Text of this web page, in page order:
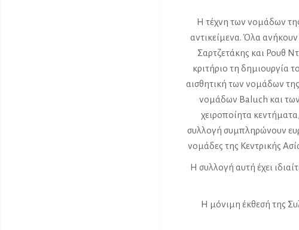
Η τέχνη των νομάδων
αντικείμενα. Όλα
Σαρτζετάκης και Ρουθ
κριτήριο τη δημιουργία
αισθητική των νομάδων
νομάδων Baluch και
χειροποίητα
συλλογή συμπληρώνουν
νομάδες της Κεντρικής
Η συλλογή αυτή έχει
Η μόνιμη έκθεσή της